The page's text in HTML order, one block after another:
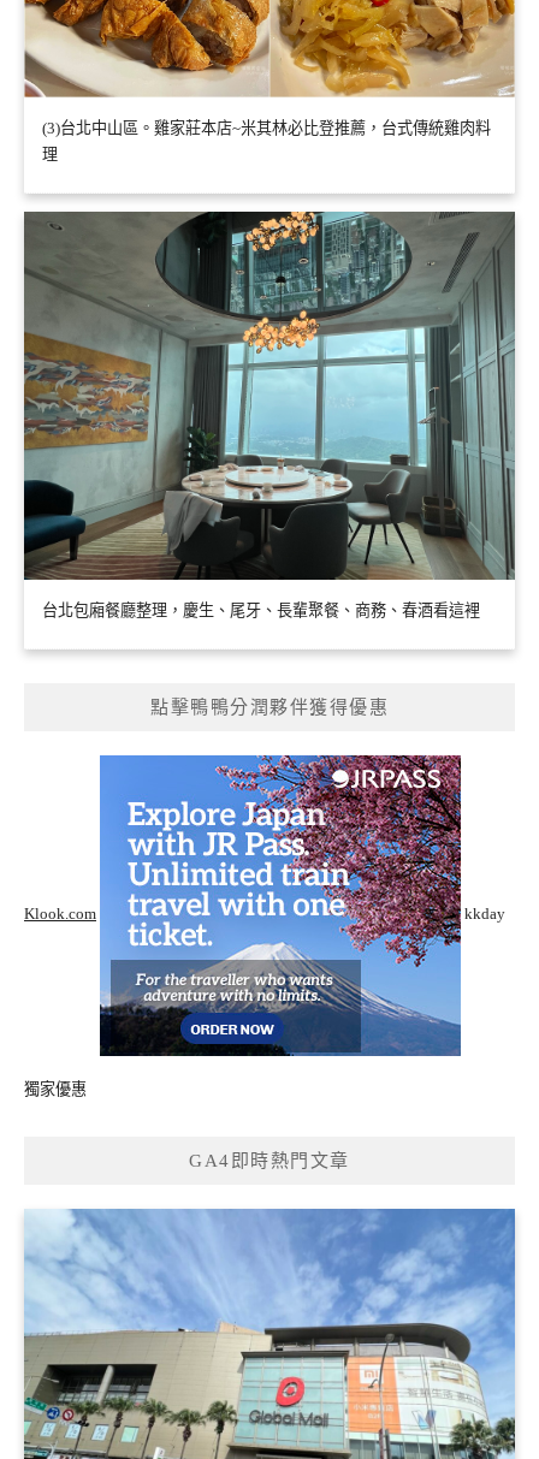
(3)台北中山區。雞家莊本店~米其林必比登推薦，台式傳統雞肉料
理
台北包廂餐廳整理，慶生、尾牙、長輩聚餐、商務、春酒看這裡
點擊鴨鴨分潤夥伴獲得優惠
Klook.com kkday
獨家優惠
GA4即時熱門文章